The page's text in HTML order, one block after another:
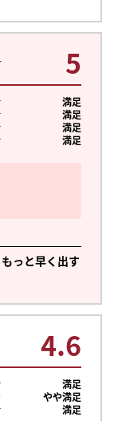
っと早く出す
5
満足
満足
満足
満足
4.6
満足
やや満足
満足